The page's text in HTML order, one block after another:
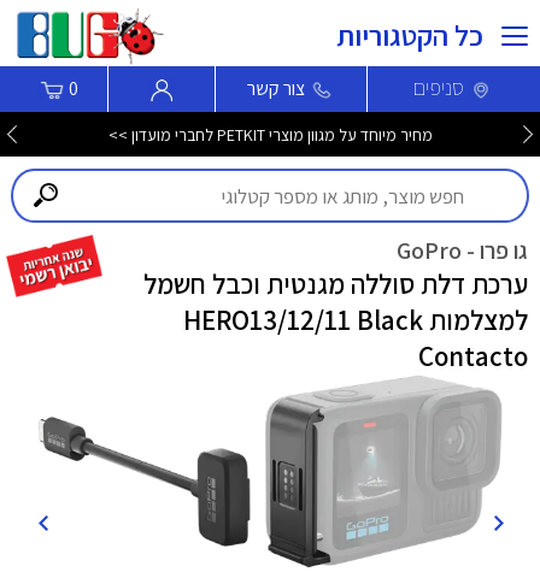
כל הקטגוריות
סניפים צור קשר 0
מחיר מיוחד על מגוון מוצרי PETKIT לחברי מועדון >>
גו פרו - GoPro
ערכת דלת סוללה מגנטית וכבל חשמל
למצלמות HERO13/12/11 Black
Contacto